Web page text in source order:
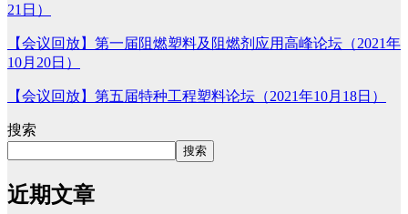
21日）
【会议回放】第一届阻燃塑料及阻燃剂应用高峰论坛（2021年
10月20日）
【会议回放】第五届特种工程塑料论坛（2021年10月18日）
搜索
搜索
近期文章